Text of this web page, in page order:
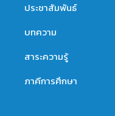
ประชาสัมพันธ์
บทความ
สาระความรู้
ภาคีการศึกษา